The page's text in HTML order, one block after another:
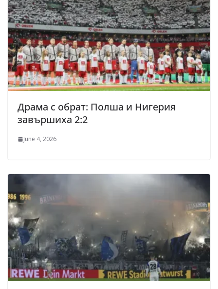
Драма с обрат: Полша и Нигерия
завършиха 2:2
June 4, 2026